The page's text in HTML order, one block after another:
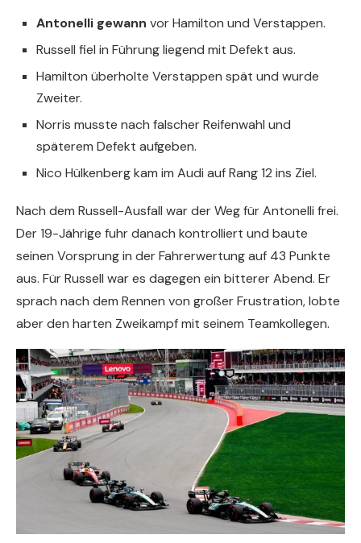
Antonelli gewann vor Hamilton und Verstappen.
Russell fiel in Führung liegend mit Defekt aus.
Hamilton überholte Verstappen spät und wurde
Zweiter.
Norris musste nach falscher Reifenwahl und
späterem Defekt aufgeben.
Nico Hülkenberg kam im Audi auf Rang 12 ins Ziel.
Nach dem Russell-Ausfall war der Weg für Antonelli frei.
Der 19-Jährige fuhr danach kontrolliert und baute
seinen Vorsprung in der Fahrerwertung auf 43 Punkte
aus. Für Russell war es dagegen ein bitterer Abend. Er
sprach nach dem Rennen von großer Frustration, lobte
aber den harten Zweikampf mit seinem Teamkollegen.